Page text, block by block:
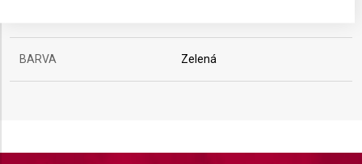
BARVA Zelená
Use limited data to select advertising